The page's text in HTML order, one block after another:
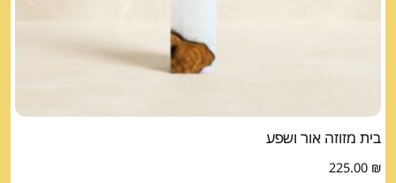
בית מזוזה אור ושפע
225.00 ₪